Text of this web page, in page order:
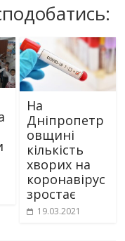
На
Дніпропетр
овщині
кількість
хворих на
коронавірус
зростає
19.03.2021